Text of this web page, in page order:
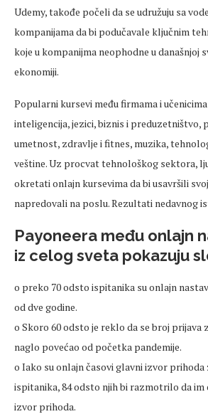
Udemy, takođe počeli da se udružuju sa
kompanijama da bi podučavale ključnim
koje u kompanijma neophodne u današnjoj
ekonomiji.
Popularni kursevi među firmama i
inteligencija, jezici, biznis i preduzetništvo,
umetnost, zdravlje i fitnes, muzika,
veštine. Uz procvat tehnološkog sektora,
okretati onlajn kursevima da bi usavršili
napredovali na poslu. Rezultati nedavnog
Payoneera među onlajn
iz celog sveta pokazuju
o preko 70 odsto ispitanika su onlajn
od dve godine.
o Skoro 60 odsto je reklo da se broj prijava
naglo povećao od početka pandemije.
o Iako su onlajn časovi glavni izvor prihoda
ispitanika, 84 odsto njih bi razmotrilo da
izvor prihoda.